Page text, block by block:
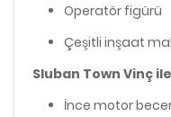
Operatör figürü
Çeşitli inşaat
Sluban Town Vinç
İnce motor